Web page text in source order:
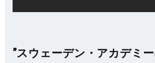
”スウェーデン・アカデミ